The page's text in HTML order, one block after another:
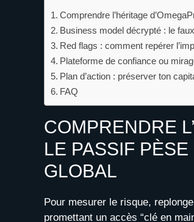
Comprendre l’héritage
Business model décrypté : le
Red flags : comment repérer
Plateforme de confiance ou
Plan d’action : préserver ton
FAQ
COMPRENDRE
LE PASSIF
GLOBAL
Pour mesurer le risque,
promettant un accès “clé en